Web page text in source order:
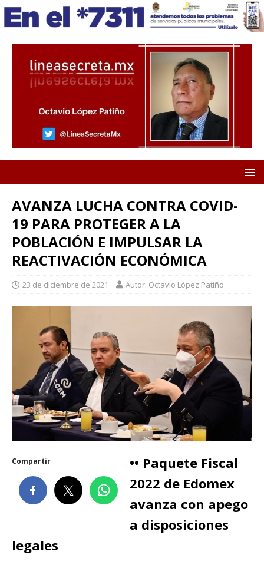
AVANZA LUCHA CONTRA COVID-
19 PARA PROTEGER A LA
POBLACIÓN E IMPULSAR LA
REACTIVACIÓN ECONÓMICA
23 de diciembre de 2021 Autor: Octavio López Patiño
Compartir
•• Paquete Fiscal
2022 de Edomex
avanza con apego
a disposiciones
legales